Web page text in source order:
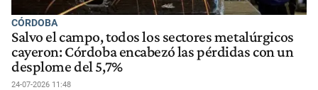
CÓRDOBA
Salvo el campo, todos los sectores metalúrgicos
cayeron: Córdoba encabezó las pérdidas con un
desplome del 5,7%
24-07-2026 11:48